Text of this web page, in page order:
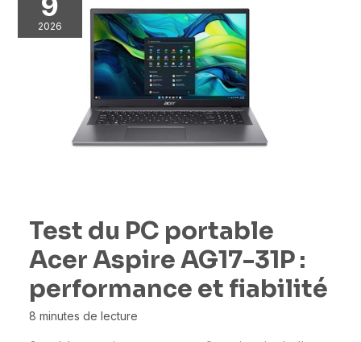
2026
Test du PC portable
Acer Aspire AG17-31P :
performance et fiabilité
8 minutes de lecture